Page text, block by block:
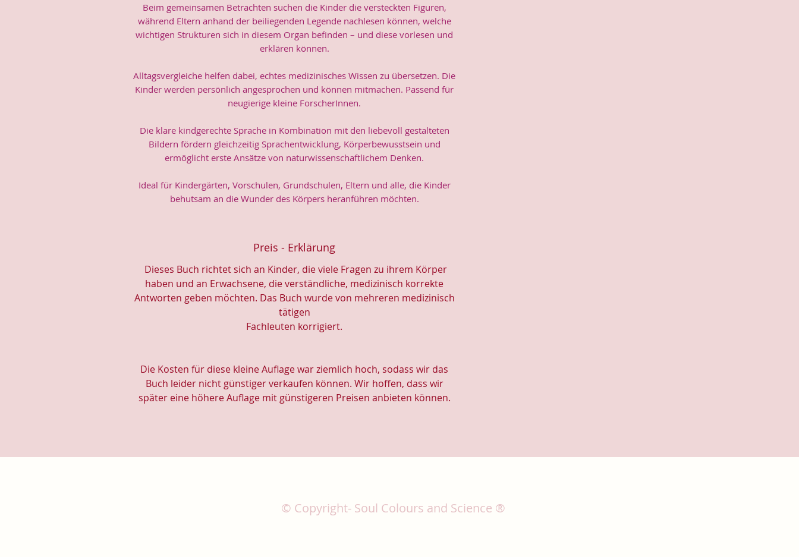
Beim gemeinsamen Betrachten suchen die Kinder die versteckten Figuren,
während Eltern anhand der beiliegenden Legende nachlesen können, welche
wichtigen Strukturen sich in diesem Organ befinden – und diese vorlesen und
erklären können.
Alltagsvergleiche helfen dabei, echtes medizinisches Wissen zu übersetzen. Die
Kinder werden persönlich angesprochen und können mitmachen. Passend für
neugierige kleine ForscherInnen.
Die klare kindgerechte Sprache in Kombination mit den liebevoll gestalteten
Bildern fördern gleichzeitig Sprachentwicklung, Körperbewusstsein und
ermöglicht erste Ansätze von naturwissenschaftlichem Denken.
Ideal für Kindergärten, Vorschulen, Grundschulen, Eltern und alle, die Kinder
behutsam an die Wunder des Körpers heranführen möchten.
Preis - Erklärung
Dieses Buch richtet sich an Kinder, die viele Fragen zu ihrem Körper
haben und an Erwachsene, die verständliche, medizinisch korrekte
Antworten geben möchten. Das Buch wurde von mehreren medizinisch
tätigen
Fachleuten korrigiert.
Die Kosten für diese kleine Auflage war ziemlich hoch, sodass wir das
Buch leider nicht günstiger verkaufen können. Wir hoffen, dass wir
später eine höhere Auflage mit günstigeren Preisen anbieten können.
© Copyright- Soul Colours and Science ®